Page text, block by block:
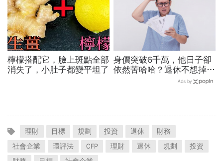
檸檬搭配它，臉上斑點全部
消失了，小肚子都變平坦了
身價突破6千萬，他日子卻
依然苦哈哈？退休不想掉入
「錢不夠花」的窘境，退休
Ads by
理財 目標 規劃 投資 退休
財務
社會企業
環評法 CFP 理財 退休 規劃
投資